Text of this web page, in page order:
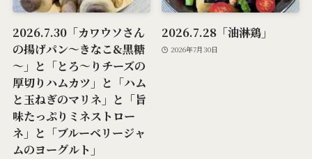
2026.7.30「カワウソさん
の揚げパン～きなこ&黒糖
～」と「とろ～りチーズの
厚切りハムカツ」と「ハム
と玉ねぎのマリネ」と「旨
味たっぷりミネストロー
ネ」と「ブルーベリージャ
ムのヨーグルト」
2026.7.28「油淋鶏」
2026年7月30日